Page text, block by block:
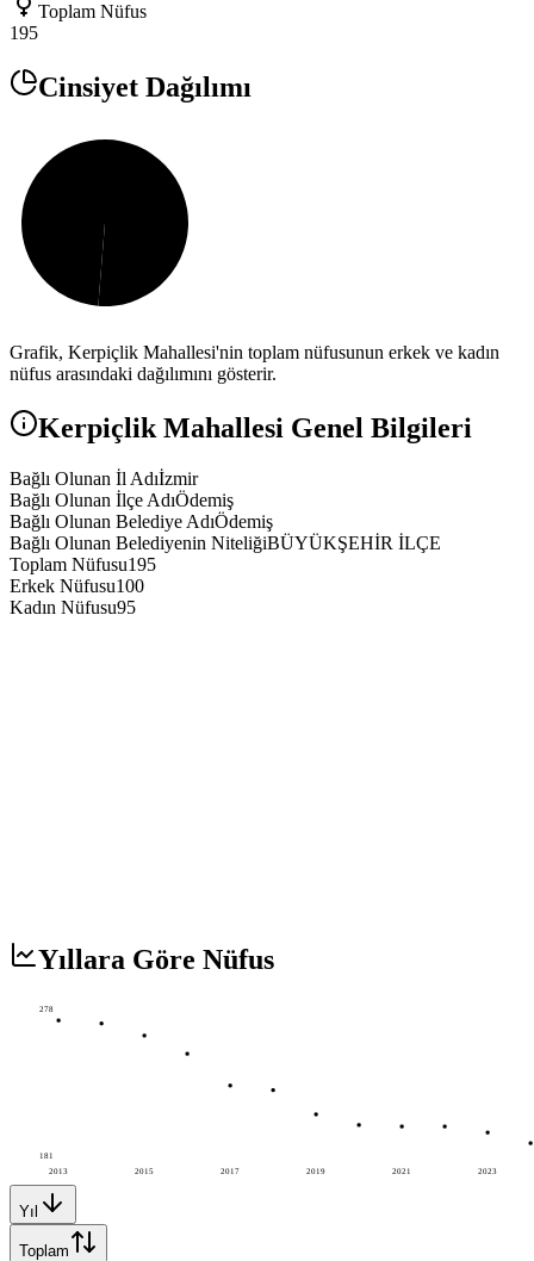
Toplam Nüfus
195
Cinsiyet Dağılımı
Grafik, Kerpiçlik Mahallesi'nin toplam nüfusunun erkek ve kadın
nüfus arasındaki dağılımını gösterir.
Kerpiçlik Mahallesi Genel Bilgileri
Bağlı Olunan İl Adıİzmir
Bağlı Olunan İlçe AdıÖdemiş
Bağlı Olunan Belediye AdıÖdemiş
Bağlı Olunan Belediyenin NiteliğiBÜYÜKŞEHİR İLÇE
Toplam Nüfusu195
Erkek Nüfusu100
Kadın Nüfusu95
Yıllara Göre Nüfus
2013 2015 2017 2019 2021 2023
278
181
Yıl
Toplam